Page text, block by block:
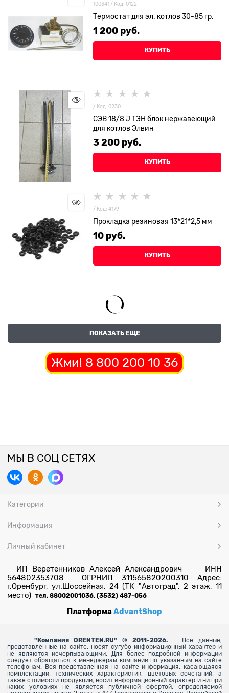
100341 / Код: 0122
Термостат для эл. котлов 30-85 гр.
1 200 руб.
КУПИТЬ
/ Код: 0230
СЭВ 18/8 J ТЭН блок нержавеющий
для котлов Элвин
3 200 руб.
КУПИТЬ
/ Код: 4179
Прокладка резиновая 13*21*2,5 мм
10 руб.
КУПИТЬ
ПОКАЗАТЬ ЕЩЕ
Жми! 8 800 200 10 36
МЫ В СОЦ СЕТЯХ
Категории
Информация
Личный кабинет
ИП Веретенников Алексей Александрович ИНН
564802353708 ОГРНИП 311565820200310 Адрес:
г.Оренбург, ул.Шоссейная, 24 (ТК "Автоград", 2 этаж, 11
место) тел. 88002001036, (3532) 487-056
ПлатформаAdvantShop
" Компания ORENTEN.RU" © 2011-2026.
Все данные,
представленные на сайте, носят сугубо информационный характер и
не являются исчерпывающими. Для более подробной информации
следует обращаться к менеджерам компании по указанным на сайте
телефонам. Вся представленная на сайте информация, касающаяся
комплектации, технических характеристик, цветовых сочетаний, а
также стоимости продукции, носит информационный характер и ни при
каких условиях не является публичной офертой, определяемой